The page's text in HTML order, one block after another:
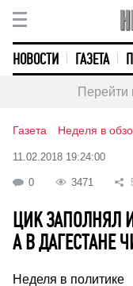
НОВОСТИ ГАЗЕТА
Перейти
Газета Неделя в
11.02.2018 19:24:00
0 3471
ЦИК ЗАПОЛНЯЛ
А В ДАГЕСТАНЕ
Неделя в политике